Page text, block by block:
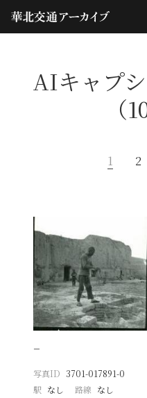
AIキャプ
（
1 2
−
写真ID 3701-017891-0
駅 なし 路線 なし